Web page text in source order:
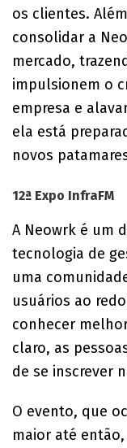
os clientes.
consolidar a
mercado,
impulsionem o
empresa e
ela está
novos
12ª Expo InfraFM
A Neowrk é um
tecnologia de
uma
usuários ao
conhecer
claro, as
de se inscrever
O evento, que
maior até